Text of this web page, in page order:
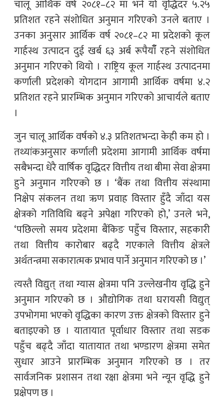
चालू आर्थिक वर्ष २०८१–८२ मा भने यो वृद्धिदर ५.२५
प्रतिशत रहने संशोधित अनुमान गरिएको उनले बताए ।
उनका अनुसार आर्थिक वर्ष २०८१–८२ मा प्रदेशको कूल
गार्हस्थ उत्पादन दुई खर्ब ६३ अर्ब रूपैयाँँ रहने संशोधित
अनुमान गरिएको थियो । राष्ट्रिय कूल गार्हस्थ उत्पादनमा
कर्णाली प्रदेशको योगदान आगामी आर्थिक वर्षमा ४.२
प्रतिशत रहने प्रारम्भिक अनुमान गरिएको आचार्यले बताए
।
जुन चालू आर्थिक वर्षको ४.३ प्रतिशतभन्दा केही कम हो ।
तथ्यांकअनुसार कर्णाली प्रदेशमा आगामी आर्थिक वर्षमा
सबैभन्दा धेरै वार्षिक वृद्धिदर वित्तीय तथा बीमा सेवा क्षेत्रमा
हुने अनुमान गरिएको छ । ‘बैंक तथा वित्तीय संस्थामा
निक्षेप संकलन तथा ऋण प्रवाह विस्तार हुँदै जाँदा यस
क्षेत्रको गतिविधि बढ्ने अपेक्षा गरिएको हो,’ उनले भने,
‘पछिल्लो समय प्रदेशमा बैंकिङ पहुँच विस्तार, सहकारी
तथा वित्तीय कारोबार बढ्दै गएकाले वित्तीय क्षेत्रले
अर्थतन्त्रमा सकारात्मक प्रभाव पार्ने अनुमान गरिएको छ ।’
त्यस्तै विद्युत् तथा ग्यास क्षेत्रमा पनि उल्लेखनीय वृद्धि हुने
अनुमान गरिएको छ । औद्योगिक तथा घरायसी विद्युत्
उपभोगमा भएको वृद्धिका कारण उक्त क्षेत्रको विस्तार हुने
बताइएको छ । यातायात पूर्वाधार विस्तार तथा सडक
पहुँच बढ्दै जाँदा यातायात तथा भण्डारण क्षेत्रमा समेत
सुधार आउने प्रारम्भिक अनुमान गरिएको छ । तर
सार्वजनिक प्रशासन तथा रक्षा क्षेत्रमा भने न्यून वृद्धि हुने
प्रक्षेपण छ ।